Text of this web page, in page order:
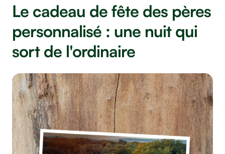
Le cadeau de fête des pères
personnalisé : une nuit qui
sort de l'ordinaire